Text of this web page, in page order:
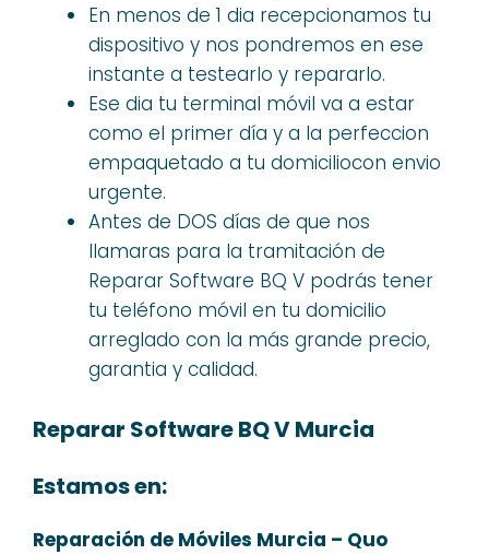
En menos de 1 dia recepcionamos tu
dispositivo y nos pondremos en ese
instante a testearlo y repararlo.
Ese dia tu terminal móvil va a estar
como el primer día y a la perfeccion
empaquetado a tu domiciliocon envio
urgente.
Antes de DOS días de que nos
llamaras para la tramitación de
Reparar Software BQ V podrás tener
tu teléfono móvil en tu domicilio
arreglado con la más grande precio,
garantia y calidad.
Reparar Software BQ V Murcia
Estamos en:
Reparación de Móviles Murcia – Quo